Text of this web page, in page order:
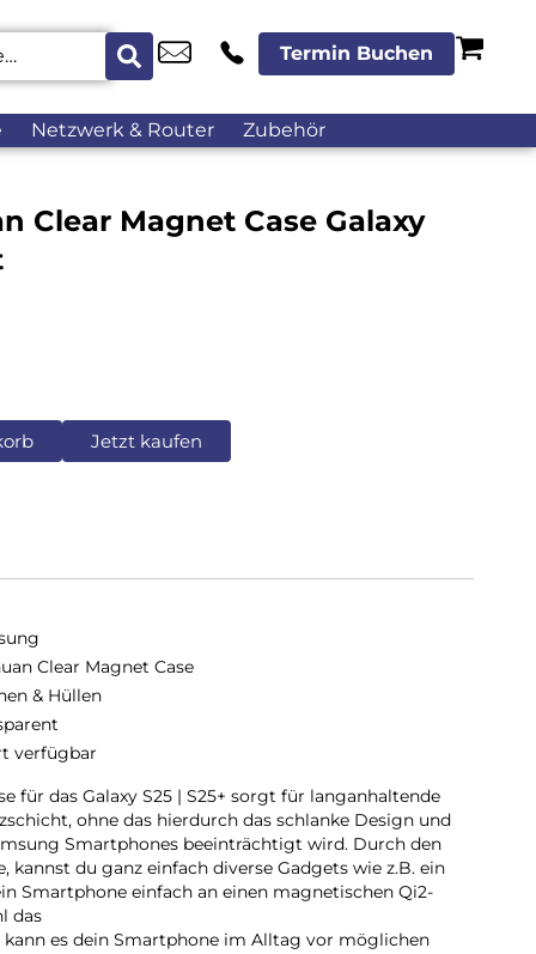
Termin Buchen
Netzwerk & Router Zubehör
Clear Magnet Case Galaxy
Jetzt kaufen
Clear Magnet Case
& Hüllen
verfügbar
für das Galaxy S25 | S25+ sorgt für langanhaltende
ohne das hierdurch das schlanke Design und
Smartphones beeinträchtigt wird. Durch den
kannst du ganz einfach diverse Gadgets wie z.B. ein
Smartphone einfach an einen magnetischen Qi2-
das
es dein Smartphone im Alltag vor möglichen